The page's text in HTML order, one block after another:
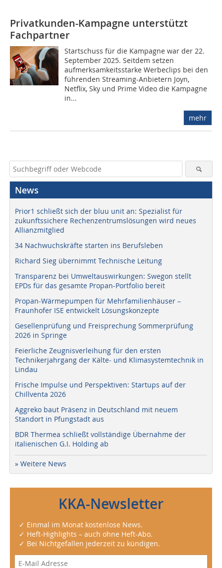
Privatkunden-Kampagne unterstützt
Fachpartner
Startschuss für die Kampagne war der 22.
September 2025. Seitdem setzen
aufmerksamkeitsstarke Werbeclips bei den
führenden Streaming-Anbietern Joyn,
Netflix, Sky und Prime Video die Kampagne
in...
mehr
News
Prior1 schließt sich der bluu unit an: Spezialist für
zukunftssichere Rechenzentrumslösungen wird neues
Allianzmitglied
34 Nachwuchskräfte starten ins Berufsleben
Richard Sieg übernimmt Technische Leitung
Transparenz bei Umweltauswirkungen: Swegon stellt
EPDs für das gesamte Propan-Portfolio bereit
Propan-Wärmepumpen für Mehrfamilienhäuser –
Fraunhofer ISE entwickelt Lösungskonzepte
Gesellenprüfung und Freisprechung Sommerprüfung
2026 in Springe
Feierliche Zeugnisverleihung für den ersten
Technikerjahrgang der Kälte- und Klimasystemtechnik in
Lindau
Frische Impulse und Perspektiven: Startups auf der
Chillventa 2026
Aggreko baut Präsenz in Deutschland mit neuem
Standort in Pfungstadt aus
BDR Thermea schließt vollständige Übernahme der
italienischen G.I. Holding ab
» Weitere News
KKA-Newsletter
✓ Einmal im Monat kostenlose News.
✓ Heft-Highlights – auch ohne Heft-Abo.
✓ Bei Nichtgefallen jederzeit zu kündigen.